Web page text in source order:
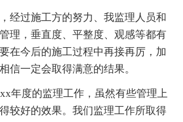
经过施工方的努力、我监理人员和
理，垂直度、平整度、观感等都有
在今后的施工过程中再接再厉，加
信一定会取得满意的结果。
年度的监理工作，虽然有些管理上
较好的效果。我们监理工作所取得